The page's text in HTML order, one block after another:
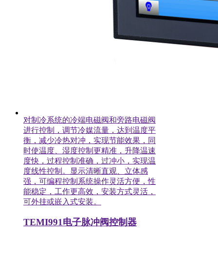
对制冷系统的冷端电磁阀和旁路电磁阀
进行控制，调节冷媒流量，达到温度平
衡，减少冷热对冲，实现节能效果，同
时使温度、湿度控制更精准，升降温速
度快，过程控制准确，过冲小，实现温
度线性控制。显示清晰直观、立体感
强，可编程控制系统操作灵活方便，性
能稳定，工作更高效，安装方式灵活，
可外挂或嵌入式安装。
TEMI991电子脉冲阀控制器